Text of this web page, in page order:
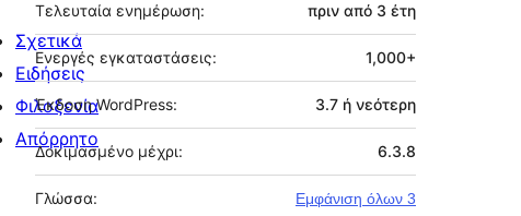
Τελευταία ενημέρωση: πριν από 3 έτη
Ενεργές εγκαταστάσεις: 1,000+
Έκδοση WordPress: 3.7 ή νεότερη
Δοκιμασμένο μέχρι: 6.3.8
Γλώσσα: Εμφάνιση όλων 3
Σχετικά
Ειδήσεις
Φιλοξενία
Απόρρητο